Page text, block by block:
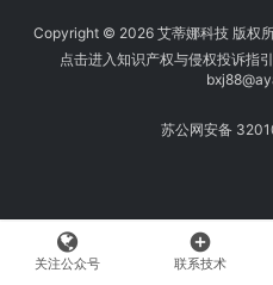
Copyright © 2026 艾蒂娜科技 版权
点击进入知识产权与侵权投诉指
bxj88
苏公网安备
关注公众号
add_circle
联系技术